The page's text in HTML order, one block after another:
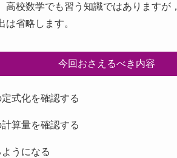
高校数学でも習う知識ではあります
省略します。
今回おさえるべき内容
式化を確認する
算量を確認する
うになる